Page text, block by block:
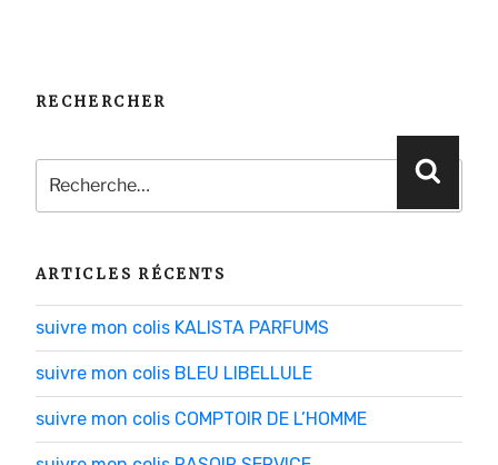
RECHERCHER
pour
:
ARTICLES RÉCENTS
suivre mon colis KALISTA PARFUMS
suivre mon colis BLEU LIBELLULE
suivre mon colis COMPTOIR DE L’HOMME